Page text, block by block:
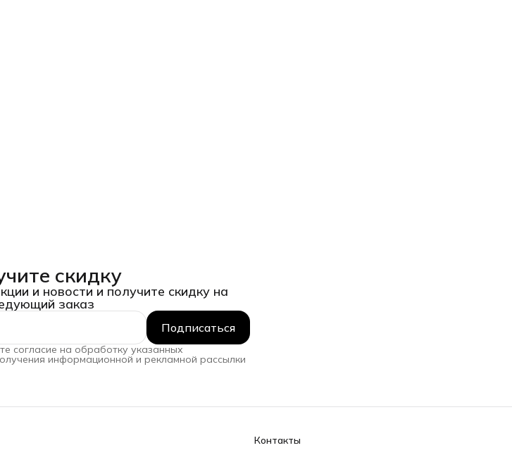
скидку
и новости и получите скидку на
заказ
Подписаться
согласие на обработку указанных
информационной и рекламной рассылки
Контакты